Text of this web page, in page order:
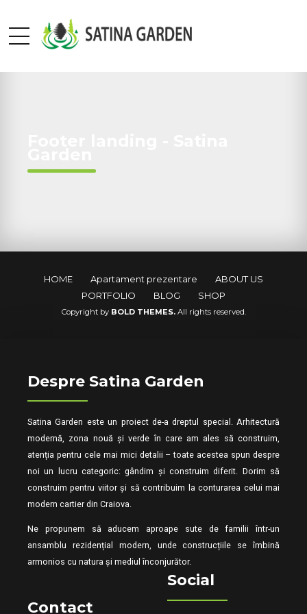
HOME Apartament prezentare
ABOUT US
PORTFOLIO
BLOG SHOP
Copyright by BOLD THEMES.All rights reserved.
Despre Satina Garden
Satina Garden este un proiect de-a dreptul special. Arhitectură
modernă, zona nouă și verde în care am ales să construim,
atenția pentru cele mai mici detalii – toate acestea spun despre
noi un lucru categoric: gândim și construim diferit. Dorim să
construim pentru viitor și să contribuim la conturarea celui mai
modern cartier din Craiova.
Ne propunem să aducem aproape sute de familii într-un
ansamblu rezidențial modern, unde construcțiile se îmbină
armonios cu natura și mediul înconjurător.
Contact
Social